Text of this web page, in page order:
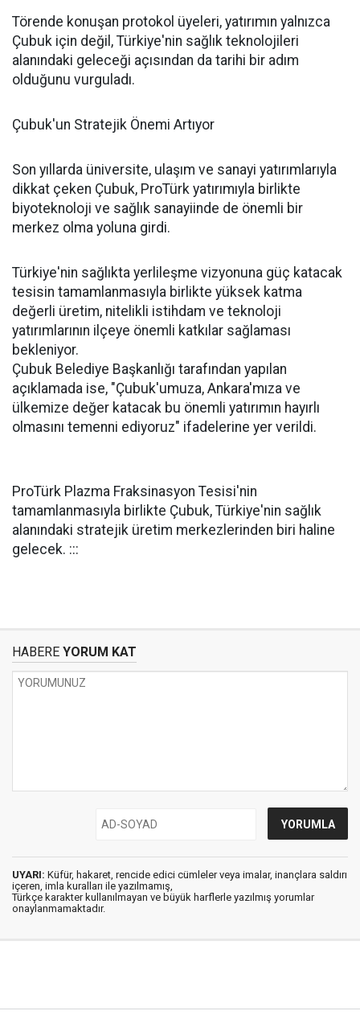
Törende konuşan protokol üyeleri, yatırımın yalnızca
Çubuk için değil, Türkiye'nin sağlık teknolojileri
alanındaki geleceği açısından da tarihi bir adım
olduğunu vurguladı.
Çubuk'un Stratejik Önemi Artıyor
Son yıllarda üniversite, ulaşım ve sanayi yatırımlarıyla
dikkat çeken Çubuk, ProTürk yatırımıyla birlikte
biyoteknoloji ve sağlık sanayiinde de önemli bir
merkez olma yoluna girdi.
Türkiye'nin sağlıkta yerlileşme vizyonuna güç katacak
tesisin tamamlanmasıyla birlikte yüksek katma
değerli üretim, nitelikli istihdam ve teknoloji
yatırımlarının ilçeye önemli katkılar sağlaması
bekleniyor.
Çubuk Belediye Başkanlığı tarafından yapılan
açıklamada ise, "Çubuk'umuza, Ankara'mıza ve
ülkemize değer katacak bu önemli yatırımın hayırlı
olmasını temenni ediyoruz" ifadelerine yer verildi.
ProTürk Plazma Fraksinasyon Tesisi'nin
tamamlanmasıyla birlikte Çubuk, Türkiye'nin sağlık
alanındaki stratejik üretim merkezlerinden biri haline
gelecek. :::
HABERE YORUM KAT
UYARI: Küfür, hakaret, rencide edici cümleler veya imalar, inançlara saldırı
içeren, imla kuralları ile yazılmamış,
Türkçe karakter kullanılmayan ve büyük harflerle yazılmış yorumlar
onaylanmamaktadır.